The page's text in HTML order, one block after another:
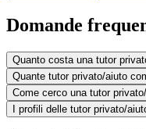
Domande
Quanto costa una tutor
Quante tutor privato/aiuto
Come cerco una tutor
I profili delle tutor privato/